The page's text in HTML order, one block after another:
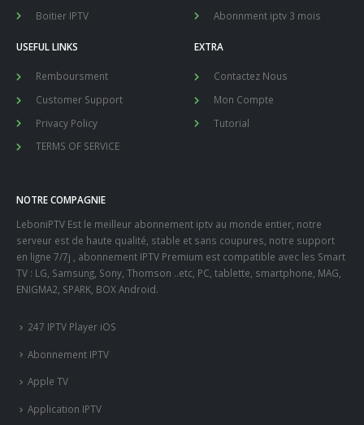
Boitier IPTV
Abonnment iptv 3 mois
USEFUL LINKS
Remboursment
Customer Support
Privacy Policy
TERMS OF SERVICE
EXTRA
Contactez Nous
Mon Compte
Tutorial
NOTRE COMPAGNIE
LeboniPTV Est le meilleur abonnement iptv au monde entier, notre
serveur est de haute qualité, stable et sans coupures, notre support
en ligne 7/7j , abonnement IPTV Premium est compatible avec les Smart
TV : LG, Samsung, Sony, Thomson ..etc, PC, tablette, smartphone, MAG,
ENIGMA2, SPARK, BOX Android.
247 IPTV Player iOS
Abonnement IPTV
Apple TV
Application IPTV